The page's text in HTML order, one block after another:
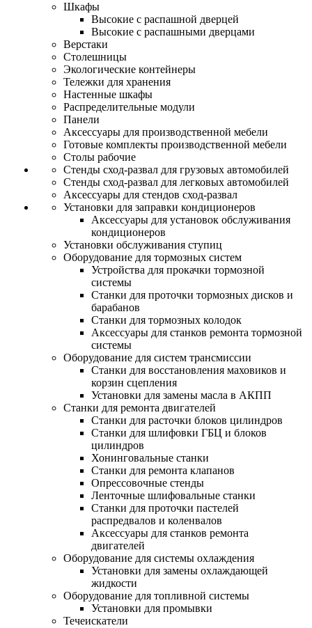
Шкафы
Высокие с распашной дверцей
Высокие с распашными дверцами
Верстаки
Столешницы
Экологические контейнеры
Тележки для хранения
Настенные шкафы
Распределительные модули
Панели
Аксессуары для производственной мебели
Готовые комплекты производственной мебели
Столы рабочие
Стенды сход-развал для грузовых автомобилей
Стенды сход-развал для легковых автомобилей
Аксессуары для стендов сход-развал
Установки для заправки кондиционеров
Аксессуары для установок обслуживания
кондиционеров
Установки обслуживания ступиц
Оборудование для тормозных систем
Устройства для прокачки тормозной
системы
Станки для проточки тормозных дисков и
барабанов
Станки для тормозных колодок
Аксессуары для станков ремонта тормозной
системы
Оборудование для систем трансмиссии
Станки для восстановления маховиков и
корзин сцепления
Установки для замены масла в АКПП
Станки для ремонта двигателей
Станки для расточки блоков цилиндров
Станки для шлифовки ГБЦ и блоков
цилиндров
Хонинговальные станки
Станки для ремонта клапанов
Опрессовочные стенды
Ленточные шлифовальные станки
Станки для проточки пастелей
распредвалов и коленвалов
Аксессуары для станков ремонта
двигателей
Оборудование для системы охлаждения
Установки для замены охлаждающей
жидкости
Оборудование для топливной системы
Установки для промывки
Течеискатели